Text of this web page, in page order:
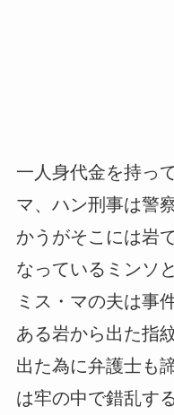
一人身代金を持っ
マ、ハン刑事は警
かうがそこには岩
なっているミンソ
ミス・マの夫は事
ある岩から出た指
出た為に弁護士も
は牢の中で錯乱する